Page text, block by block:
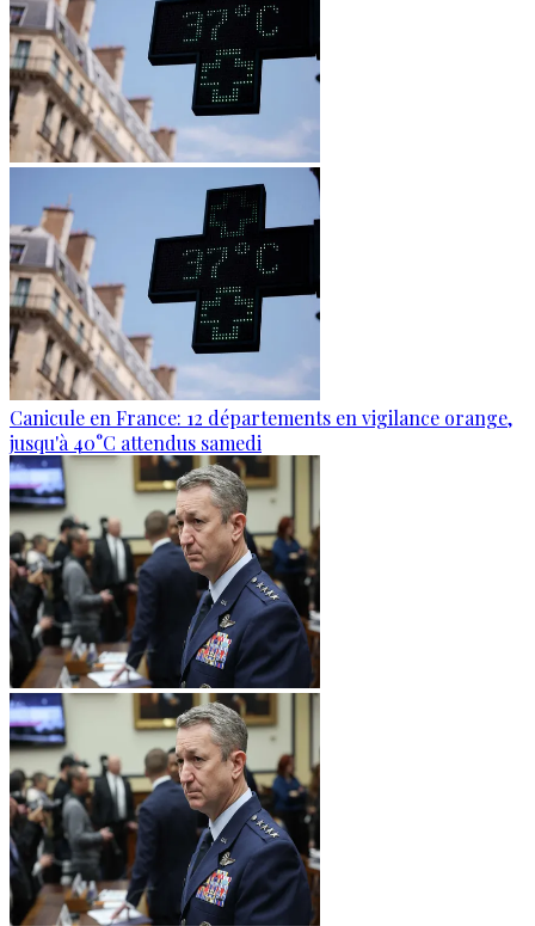
Canicule en France: 12 départements en vigilance orange,
jusqu'à 40°C attendus samedi